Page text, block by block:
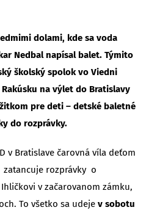
dolami, kde sa voda
Nedbal napísal balet. Týmito
školský spolok vo Viedni
na výlet do Bratislavy
pre deti – detské baletné
do rozprávky.
v Bratislave čarovná víla deťom
zatancuje rozprávky o
v začarovanom zámku,
To všetko sa udeje v sobotu